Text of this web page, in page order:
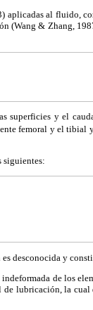
aplicadas al fluido,
(Wang & Zhang,
superficies y el
femoral y el tibial
siguientes:
desconocida y
de los
de lubricación, la